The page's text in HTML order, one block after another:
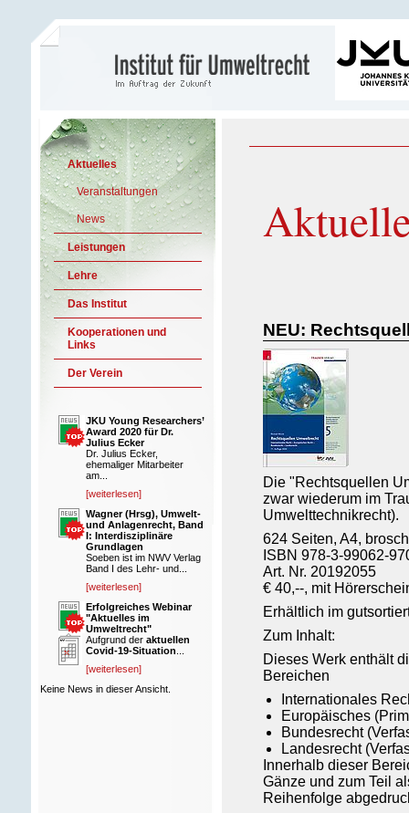
NEU:
Die "Rechtsquellen
zwar wiederum im
Umwelttechnikrecht).
624 Seiten, A4,
ISBN 978-3-99062-
Art. Nr. 20192055
€ 40,--, mit
Erhältlich im
Zum Inhalt:
Dieses Werk enthält
Bereichen
Internationales
Europäisches
Bundesrecht
Landesrecht
Innerhalb dieser
Gänze und zum Teil
Reihenfolge
Aktuelles
Veranstaltungen
News
Leistungen
Lehre
Das Institut
Kooperationen und
Links
Der Verein
JKU Young Researchers’
Award 2020 für Dr.
Julius Ecker
Dr. Julius Ecker,
ehemaliger Mitarbeiter
am...
[weiterlesen]
Wagner (Hrsg), Umwelt-
und Anlagenrecht, Band
I: Interdisziplinäre
Grundlagen
Soeben ist im NWV Verlag
Band I des Lehr- und...
[weiterlesen]
Erfolgreiches Webinar
"Aktuelles im
Umweltrecht"
Aufgrund der aktuellen
Covid-19-Situation
[weiterlesen]
Keine News in dieser Ansicht.